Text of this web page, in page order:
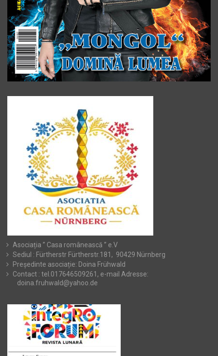
Asociația ” Casa românească ” e.V
Sediul : Fürtherstr Fürtherstr.181, 90429 Nürnberg
Președinte asociație: Doina Frühwald
Contact : tel.017646509261, e-mail Adresse:
doina.fruhwald@yahoo.de